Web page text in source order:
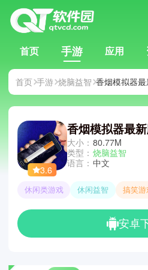
首页 手游 应用
首页 手游 烧脑益智 香烟模拟器最
3.6
香烟模拟器最
大小： 80.77M
类型： 烧脑益智
语言： 中文
休闲类游戏 休闲益智 搞笑
安卓